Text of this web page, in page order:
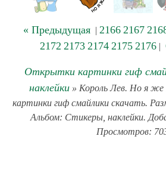
« Предыдущая | 2166 2167
2172 2173 2174 2175 2176|
Открытки картинки гиф
наклейки» Король Лев. Но я же
картинки гиф смайлики скачать.
Альбом: Стикеры, наклейки.
Просмотров: